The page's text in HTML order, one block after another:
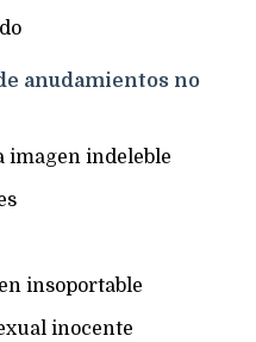
anudamientos no
imagen indeleble
insoportable
inocente